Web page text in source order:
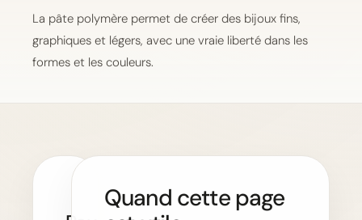
La pâte polymère permet de créer des bijoux fins,
graphiques et légers, avec une vraie liberté dans les
formes et les couleurs.
Quand cette page